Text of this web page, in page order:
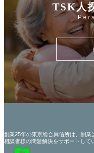
TSK人
創業25年の東京総合興信所は、開
相談者様の問題解決をサポートして